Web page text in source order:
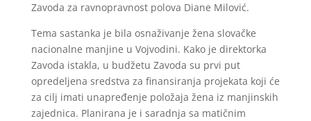
Zavoda za ravnopravnost polova Diane Milović.
Tema sastanka je bila osnaživanje žena slovačke
nacionalne manjine u Vojvodini. Kako je direktorka
Zavoda istakla, u budžetu Zavoda su prvi put
opredeljena sredstva za finansiranja projekata koji će
za cilj imati unapređenje položaja žena iz manjinskih
zajednica. Planirana je i saradnja sa matičnim